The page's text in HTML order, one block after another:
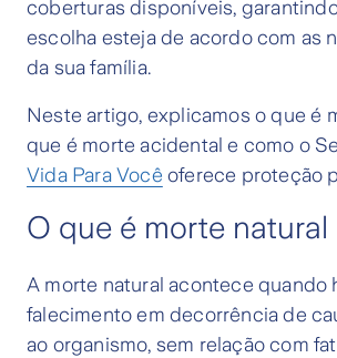
coberturas disponíveis,
escolha esteja de acordo com as
da sua família.
Neste artigo, explicamos o que é
que é morte acidental e como o
Vida Para Você oferece proteção
O que é morte natural
A morte natural acontece quando
falecimento em decorrência de
ao organismo, sem relação com